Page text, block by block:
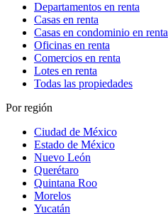
Departamentos en renta
Casas en renta
Casas en condominio en renta
Oficinas en renta
Comercios en renta
Lotes en renta
Todas las propiedades
Por región
Ciudad de México
Estado de México
Nuevo León
Querétaro
Quintana Roo
Morelos
Yucatán